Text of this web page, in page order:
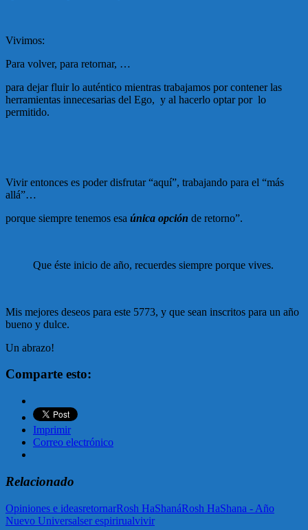
Vivimos:
Para volver, para retornar, …
para dejar fluir lo auténtico mientras trabajamos por contener las
herramientas innecesarias del Ego, y al hacerlo optar por lo
permitido.
Vivir entonces es poder disfrutar “aquí”, trabajando para el “más
allá”…
porque siempre tenemos esa única opción de retorno”.
Que éste inicio de año, recuerdes siempre porque vives.
Mis mejores deseos para este 5773, y que sean inscritos para un año
bueno y dulce.
Un abrazo!
Comparte esto:
Imprimir
Correo electrónico
Relacionado
Opiniones e ideasretornarRosh HaShanáRosh HaShana - Año
Nuevo Universalser espirirualvivir